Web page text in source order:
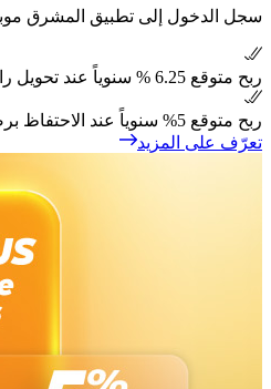
سجل الدخول إلى تطبيق المشرق
ربح متوقع 6.25 % سنوﻳﺎً عند تحويل راتب مقداره 10,000 درهم كحد أدنى إلى حساب الجاري.
ربح متوقع 5% سنوﻳﺎً عند الاحتفاظ برصيد بقيمة 50,000 درهم كحد أدنى في حساب نيو بلس التوفيري.
تعرّف على المزيد